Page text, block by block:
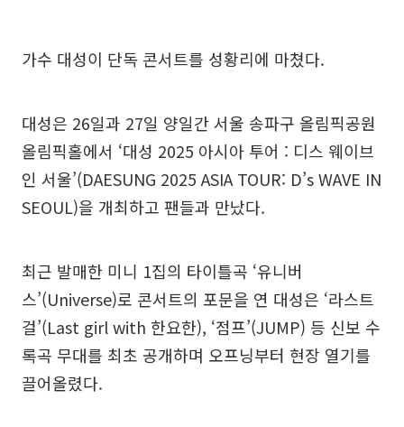
가수 대성이 단독 콘서트를 성황리에 마쳤다.
대성은 26일과 27일 양일간 서울 송파구 올림픽공원
올림픽홀에서 ‘대성 2025 아시아 투어 : 디스 웨이브
인 서울’(DAESUNG 2025 ASIA TOUR: D’s WAVE IN
SEOUL)을 개최하고 팬들과 만났다.
최근 발매한 미니 1집의 타이틀곡 ‘유니버
스’(Universe)로 콘서트의 포문을 연 대성은 ‘라스트
걸’(Last girl with 한요한), ‘점프’(JUMP) 등 신보 수
록곡 무대를 최초 공개하며 오프닝부터 현장 열기를
끌어올렸다.